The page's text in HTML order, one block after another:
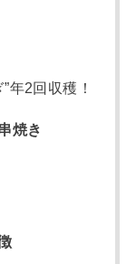
年2回収穫！
焼き